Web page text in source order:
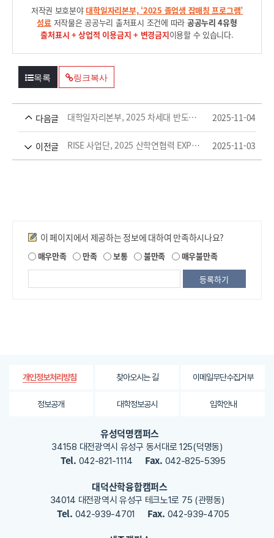
저작권 보호분야대학일자리본부, ‘2025 졸업생 잡매칭 프로그램’
성료저작물은 공공누리 출처표시 조건에 따라 공공누리 4유형
출처표시 + 상업적 이용금지 + 변경금지이용할 수 있습니다.
목록 링크복사
다음글 대학일자리본부, 2025 차세대 반도체 디스플레이 공정 아카데미 성료 2025-11-04
이전글 RISE 사업단, 2025 산학연협력 EXPO 참가 RISE 사업성과 공유 2025-11-03
만족도조사
이 페이지에서 제공하는 정보에 대하여 만족하시나요?
매우만족 만족 보통 불만족 매우불만족
공
되
는
가
용
해
주
개인정보처리방침 찾아오시는 길 이메일무단수집거부
정보공개 대학정보공시 입학안내
유성덕명캠퍼스
34158 대전광역시 유성구 동서대로 125(덕명동)
Tel. 042-821-1114 Fax. 042-825-5395
대덕산학융합캠퍼스
34014 대전광역시 유성구 테크노1로 75 (관평동)
Tel. 042-939-4701 Fax. 042-939-4705